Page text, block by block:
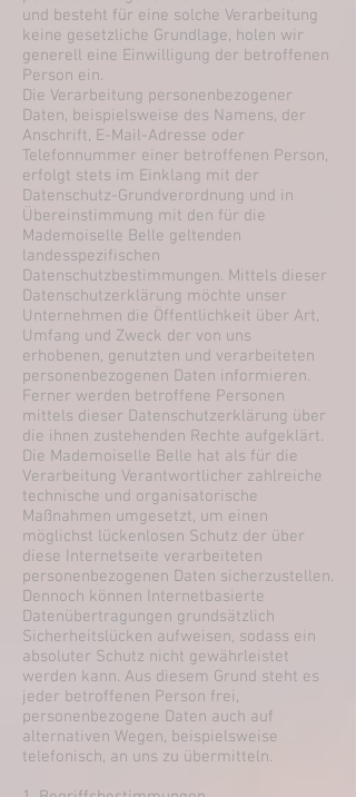
und besteht für eine solche Verarbeitung
keine gesetzliche Grundlage, holen wir
generell eine Einwilligung der betroffenen
Person ein.
Die Verarbeitung personenbezogener
Daten, beispielsweise des Namens, der
Anschrift, E-Mail-Adresse oder
Telefonnummer einer betroffenen Person,
erfolgt stets im Einklang mit der
Datenschutz-Grundverordnung und in
Übereinstimmung mit den für die
Mademoiselle Belle geltenden
landesspezifischen
Datenschutzbestimmungen. Mittels dieser
Datenschutzerklärung möchte unser
Unternehmen die Öffentlichkeit über Art,
Umfang und Zweck der von uns
erhobenen, genutzten und verarbeiteten
personenbezogenen Daten informieren.
Ferner werden betroffene Personen
mittels dieser Datenschutzerklärung über
die ihnen zustehenden Rechte aufgeklärt.
Die Mademoiselle Belle hat als für die
Verarbeitung Verantwortlicher zahlreiche
technische und organisatorische
Maßnahmen umgesetzt, um einen
möglichst lückenlosen Schutz der über
diese Internetseite verarbeiteten
personenbezogenen Daten sicherzustellen.
Dennoch können Internetbasierte
Datenübertragungen grundsätzlich
Sicherheitslücken aufweisen, sodass ein
absoluter Schutz nicht gewährleistet
werden kann. Aus diesem Grund steht es
jeder betroffenen Person frei,
personenbezogene Daten auch auf
alternativen Wegen, beispielsweise
telefonisch, an uns zu übermitteln.